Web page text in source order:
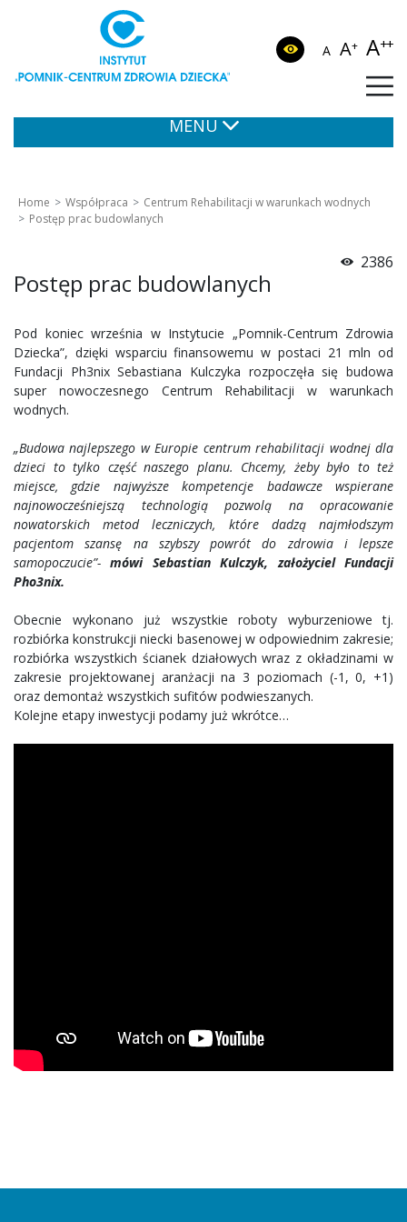
A A+ A++
MENU
Home Współpraca
Centrum Rehabilitacji w warunkach wodnych
Postęp prac budowlanych
2386
Postęp prac budowlanych
Pod koniec września w Instytucie „Pomnik-Centrum Zdrowia
Dziecka”, dzięki wsparciu finansowemu w postaci 21 mln od
Fundacji Ph3nix Sebastiana Kulczyka rozpoczęła się budowa
super nowoczesnego Centrum Rehabilitacji w warunkach
wodnych.
„Budowa najlepszego w Europie centrum rehabilitacji wodnej dla
dzieci to tylko część naszego planu. Chcemy, żeby było to też
miejsce, gdzie najwyższe kompetencje badawcze wspierane
najnowocześniejszą technologią pozwolą na opracowanie
nowatorskich metod leczniczych, które dadzą najmłodszym
pacjentom szansę na szybszy powrót do zdrowia i lepsze
samopoczucie”-mówi Sebastian Kulczyk, założyciel Fundacji
Pho3nix.
Obecnie wykonano już wszystkie roboty wyburzeniowe tj.
rozbiórka konstrukcji niecki basenowej w odpowiednim zakresie;
rozbiórka wszystkich ścianek działowych wraz z okładzinami w
zakresie projektowanej aranżacji na 3 poziomach (-1, 0, +1)
oraz demontaż wszystkich sufitów podwieszanych.
Kolejne etapy inwestycji podamy już wkrótce…